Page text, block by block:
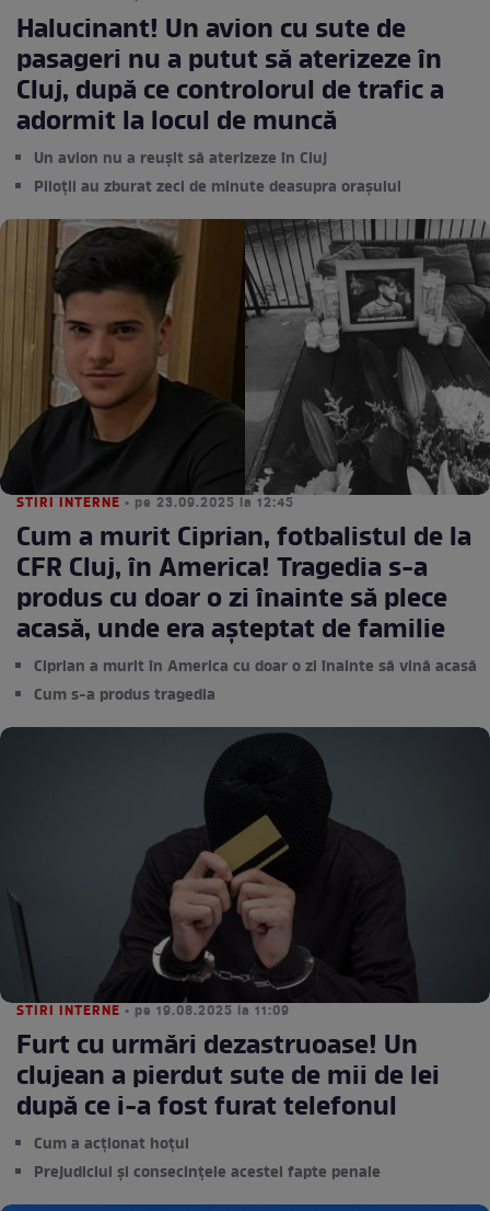
Halucinant! Un avion cu sute de
pasageri nu a putut să aterizeze în
Cluj, după ce controlorul de trafic a
adormit la locul de muncă
Un avion nu a reușit să aterizeze în Cluj
Piloții au zburat zeci de minute deasupra orașului
STIRI INTERNE • pe 23.09.2025 la 12:45
Cum a murit Ciprian, fotbalistul de la
CFR Cluj, în America! Tragedia s-a
produs cu doar o zi înainte să plece
acasă, unde era așteptat de familie
Ciprian a murit în America cu doar o zi înainte să vină acasă
Cum s-a produs tragedia
STIRI INTERNE • pe 19.08.2025 la 11:09
Furt cu urmări dezastruoase! Un
clujean a pierdut sute de mii de lei
după ce i-a fost furat telefonul
Cum a acționat hoțul
Prejudiciul și consecințele acestei fapte penale